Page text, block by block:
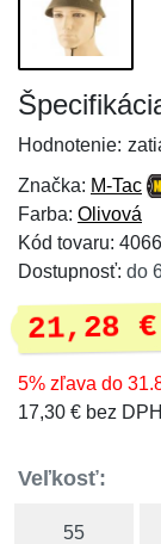
Hodnotenie:
Značka: M-Tac
Farba: Olivová
Kód tovaru:
Dostupnosť: do
21,28 €
5% zľava do
17,30 € bez
Veľkosť:
55